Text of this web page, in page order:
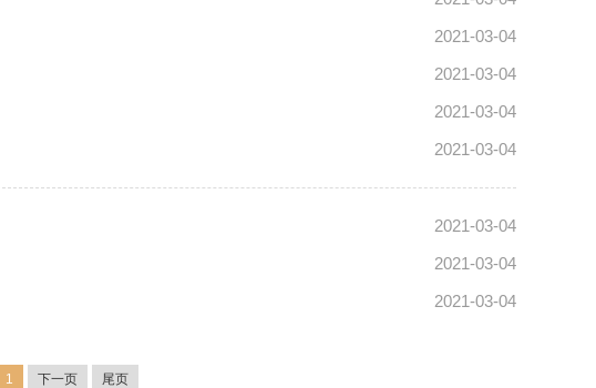
2021-03-04
2021-03-04
2021-03-04
2021-03-04
2021-03-04
2021-03-04
2021-03-04
1 下一页 尾页